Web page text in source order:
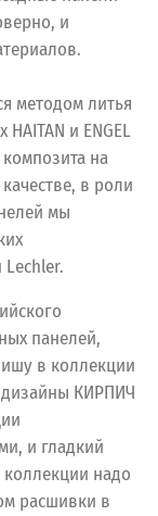
и
методом литья
и ENGEL
на
в роли
мы
панелей,
в коллекции
дизайны КИРПИЧ
и гладкий
надо
расшивки в